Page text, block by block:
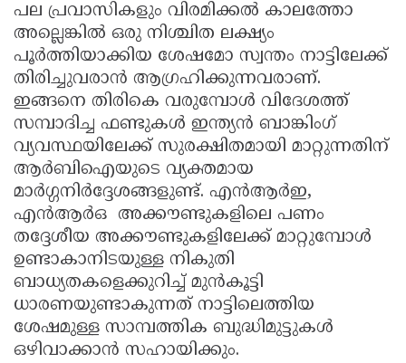
പല പ്രവാസികളും വിരമിക്കൽ കാലത്തോ
അല്ലെങ്കിൽ ഒരു നിശ്ചിത ലക്ഷ്യം
പൂർത്തിയാക്കിയ ശേഷമോ സ്വന്തം നാട്ടിലേക്ക്
തിരിച്ചുവരാൻ ആഗ്രഹിക്കുന്നവരാണ്.
ഇങ്ങനെ തിരികെ വരുമ്പോൾ വിദേശത്ത്
സമ്പാദിച്ച ഫണ്ടുകൾ ഇന്ത്യൻ ബാങ്കിംഗ്
വ്യവസ്ഥയിലേക്ക് സുരക്ഷിതമായി മാറ്റുന്നതിന്
ആർബിഐയുടെ വ്യക്തമായ
മാർഗ്ഗനിർദ്ദേശങ്ങളുണ്ട്. എൻആർഇ,
എൻആർഒ അക്കൗണ്ടുകളിലെ പണം
തദ്ദേശീയ അക്കൗണ്ടുകളിലേക്ക് മാറ്റുമ്പോൾ
ഉണ്ടാകാനിടയുള്ള നികുതി
ബാധ്യതകളെക്കുറിച്ച് മുൻകൂട്ടി
ധാരണയുണ്ടാകുന്നത് നാട്ടിലെത്തിയ
ശേഷമുള്ള സാമ്പത്തിക ബുദ്ധിമുട്ടുകൾ
ഒഴിവാക്കാൻ സഹായിക്കും.